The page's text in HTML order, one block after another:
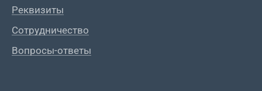
Реквизиты
Сотрудничество
Вопросы-ответы